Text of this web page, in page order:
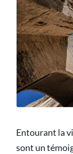
Entourant la
sont un